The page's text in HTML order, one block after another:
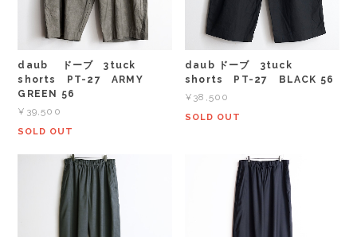
daub ドーブ 3tuck
shorts PT-27 ARMY
GREEN 56
¥39,500
SOLD OUT
daub ドーブ 3tuck
shorts PT-27 BLACK 56
¥38,500
SOLD OUT